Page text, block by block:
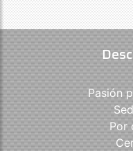
Pasión
Por